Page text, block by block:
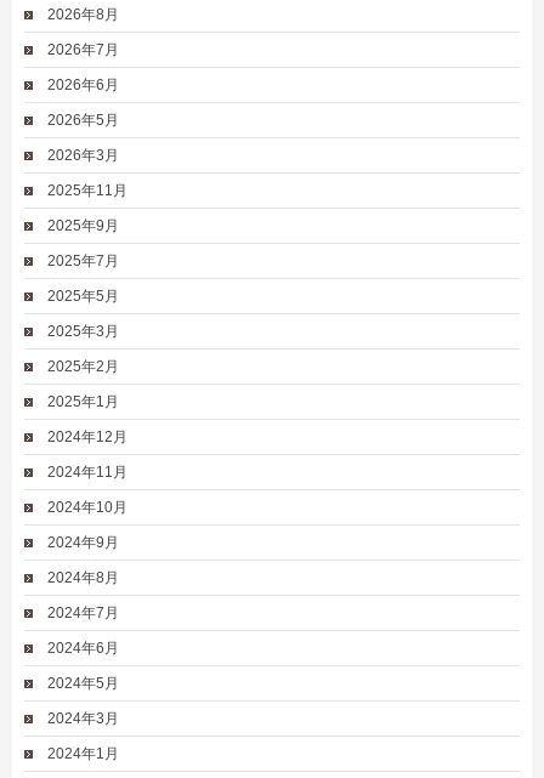
2026年8月
2026年7月
2026年6月
2026年5月
2026年3月
2025年11月
2025年9月
2025年7月
2025年5月
2025年3月
2025年2月
2025年1月
2024年12月
2024年11月
2024年10月
2024年9月
2024年8月
2024年7月
2024年6月
2024年5月
2024年3月
2024年1月